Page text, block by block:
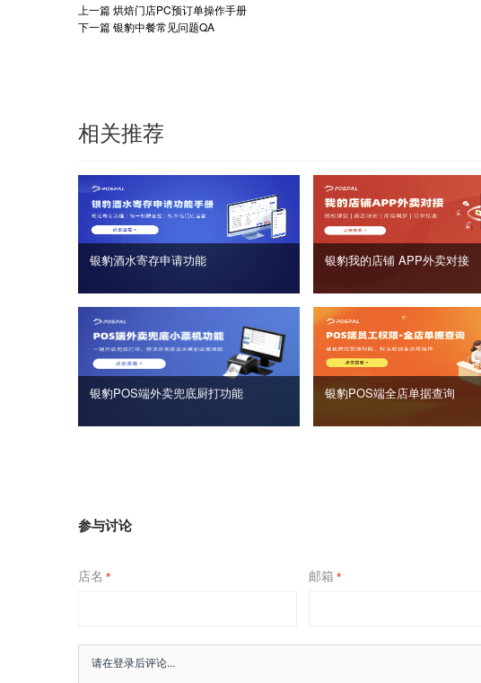
上一篇烘焙门店PC预订单操作手册
下一篇银豹中餐常见问题QA
相关推荐
银豹酒水寄存申请功能 银豹我的店铺 APP外卖对接
银豹POS端外卖兜底厨打功能 银豹POS端全店单据查询
参与讨论
店名 * 邮箱 *